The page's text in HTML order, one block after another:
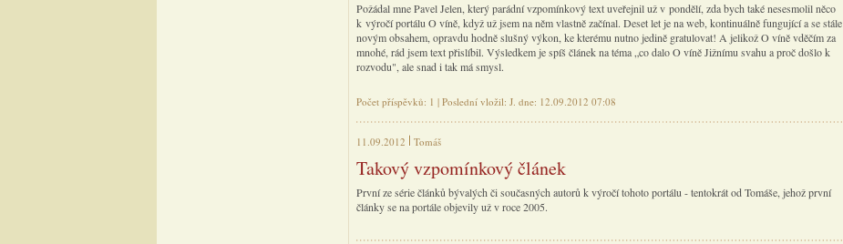
Požádal mne Pavel Jelen, který parádní vzpomínkový textuveřejnil už v pondělí, zda bych také nesesmolil něco
k výročí portálu O víně, když už jsem na něm vlastně začínal. Deset let je na web, kontinuálně fungující a se stále
novým obsahem, opravdu hodně slušný výkon, ke kterému nutno jedině gratulovat! A jelikož O víně vděčím za
mnohé, rád jsem text přislíbil. Výsledkem je spíš článek na téma „co dalo O víně Jižnímu svahu a proč došlo k
rozvodu", ale snad i tak má smysl.
Počet příspěvků: 1 | Poslední vložil: J. dne: 12.09.2012 07:08
11.09.2012 Tomáš
Takový vzpomínkový článek
První ze série článků bývalých či současných autorů k výročí tohoto portálu - tentokrát od Tomáše, jehož první
články se na portále objevily už v roce 2005.